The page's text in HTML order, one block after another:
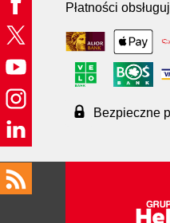
Płatności
Bezpieczne